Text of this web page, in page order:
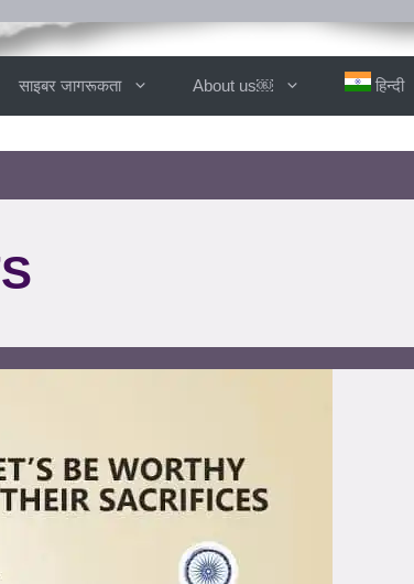
साइबर जागरूकता About us￼ हिन्दी